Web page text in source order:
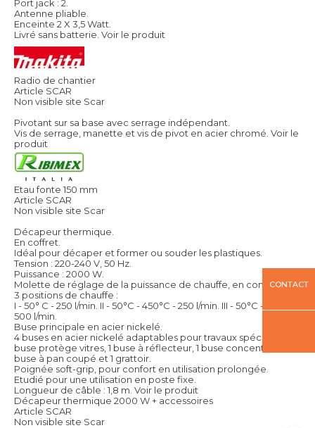
Port jack : 2.
Antenne pliable.
Enceinte 2 X 3,5 Watt.
Livré sans batterie. Voir le produit
Radio de chantier
Article SCAR
Non visible site Scar
Pivotant sur sa base avec serrage indépendant.
Vis de serrage, manette et vis de pivot en acier chromé. Voir le
produit
Etau fonte 150 mm
Article SCAR
Non visible site Scar
Décapeur thermique.
En coffret.
Idéal pour décaper et former ou souder les plastiques.
Tension : 220-240 V, 50 Hz.
Puissance : 2000 W.
Molette de réglage de la puissance de chauffe, en continu.
3 positions de chauffe :
I - 50° C - 250 l/min. II - 50°C - 450°C - 250 l/min. III - 50°C - 600°C -
500 l/min.
Buse principale en acier nickelé.
4 buses en acier nickelé adaptables pour travaux spécifiques : 1
buse protège vitres, 1 buse à réflecteur, 1 buse concentrée, 1
buse à pan coupé et 1 grattoir.
Poignée soft-grip, pour confort en utilisation prolongée.
Etudié pour une utilisation en poste fixe.
Longueur de câble : 1,8 m. Voir le produit
Décapeur thermique 2000 W + accessoires
Article SCAR
Non visible site Scar
CONTACT